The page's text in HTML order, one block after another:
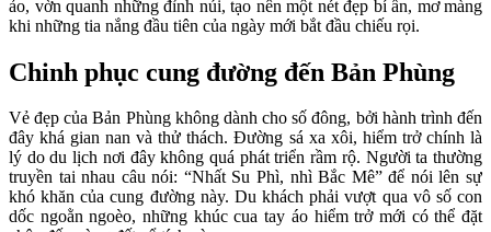
ảo, vờn quanh những đỉnh núi, tạo nên một nét đẹp bí ẩn, mơ màng
khi những tia nắng đầu tiên của ngày mới bắt đầu chiếu rọi.
Chinh phục cung đường đến Bản Phùng
Vẻ đẹp của Bản Phùng không dành cho số đông, bởi hành trình đến
đây khá gian nan và thử thách. Đường sá xa xôi, hiểm trở chính là
lý do du lịch nơi đây không quá phát triển rầm rộ. Người ta thường
truyền tai nhau câu nói: “Nhất Su Phì, nhì Bắc Mê” để nói lên sự
khó khăn của cung đường này. Du khách phải vượt qua vô số con
dốc ngoằn ngoèo, những khúc cua tay áo hiểm trở mới có thể đặt